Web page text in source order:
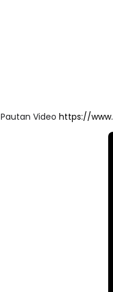
Pautan Video https://